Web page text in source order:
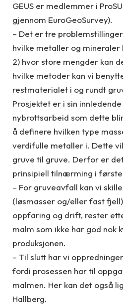
GEUS er medlemmer i
gjennom EuroGeoSurvey).
– Det er tre
hvilke metaller og mineraler
2) hvor store mengder kan
hvilke metoder kan vi
restmaterialet i og rundt
Prosjektet er i sin
nybrottsarbeid som dette
å definere hvilken type
verdifulle metaller i. Dette
gruve til gruve. Derfor er
prinsipiell tilnærming i
– For gruveavfall kan vi
(løsmasser og/eller fast
oppfaring og drift, rester
malm som ikke har god nok
produksjonen.
– Til slutt har vi
fordi prosessen har til
malmen. Her kan det også
Hallberg.